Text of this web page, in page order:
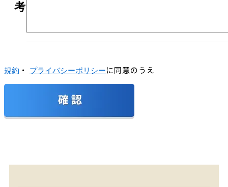
考
規約 ・ プライバシーポリシーに同意のうえ